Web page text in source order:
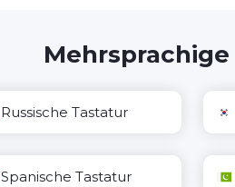
Russische Tastatur
Spanische Tastatur